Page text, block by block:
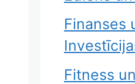
Finanses
Fitness